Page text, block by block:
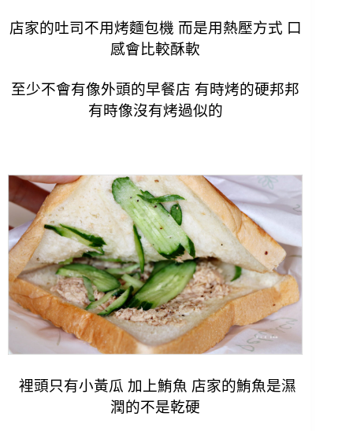
店家的吐司不用烤麵包機 而是用熱壓方式 口
感會比較酥軟
至少不會有像外頭的早餐店 有時烤的硬邦邦
有時像沒有烤過似的
裡頭只有小黃瓜 加上鮪魚 店家的鮪魚是濕
潤的不是乾硬